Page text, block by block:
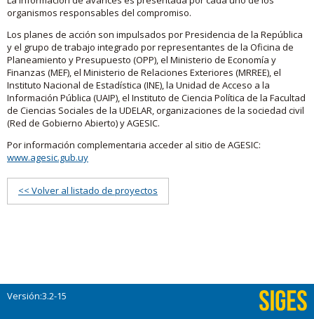
organismos responsables del compromiso.
Los planes de acción son impulsados por Presidencia de la República
y el grupo de trabajo integrado por representantes de la Oficina de
Planeamiento y Presupuesto (OPP), el Ministerio de Economía y
Finanzas (MEF), el Ministerio de Relaciones Exteriores (MRREE), el
Instituto Nacional de Estadística (INE), la Unidad de Acceso a la
Información Pública (UAIP), el Instituto de Ciencia Política de la Facultad
de Ciencias Sociales de la UDELAR, organizaciones de la sociedad civil
(Red de Gobierno Abierto) y AGESIC.
Por información complementaria acceder al sitio de AGESIC:
www.agesic.gub.uy
<< Volver al listado de proyectos
Versión:3.2-15